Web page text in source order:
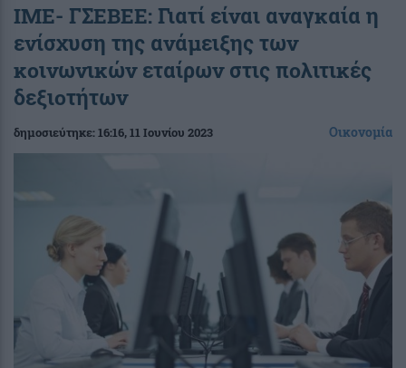
ΙΜΕ- ΓΣΕΒΕΕ: Γιατί είναι αναγκαία η
ενίσχυση της ανάμειξης των
κοινωνικών εταίρων στις πολιτικές
δεξιοτήτων
δημοσιεύτηκε:16:16, 11 Ιουνίου 2023 Οικονομία